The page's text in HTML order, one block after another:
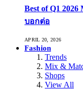
Best of Q1
บอกต่อ
APRIL 20, 2026
Fashion
Trends
Mix &
Shops
View All